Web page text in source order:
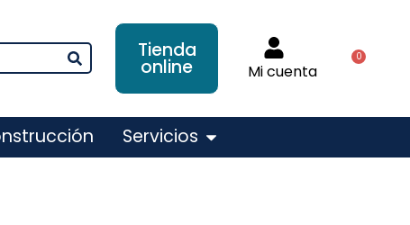
Tienda
online Mi cuenta
0
Servicios